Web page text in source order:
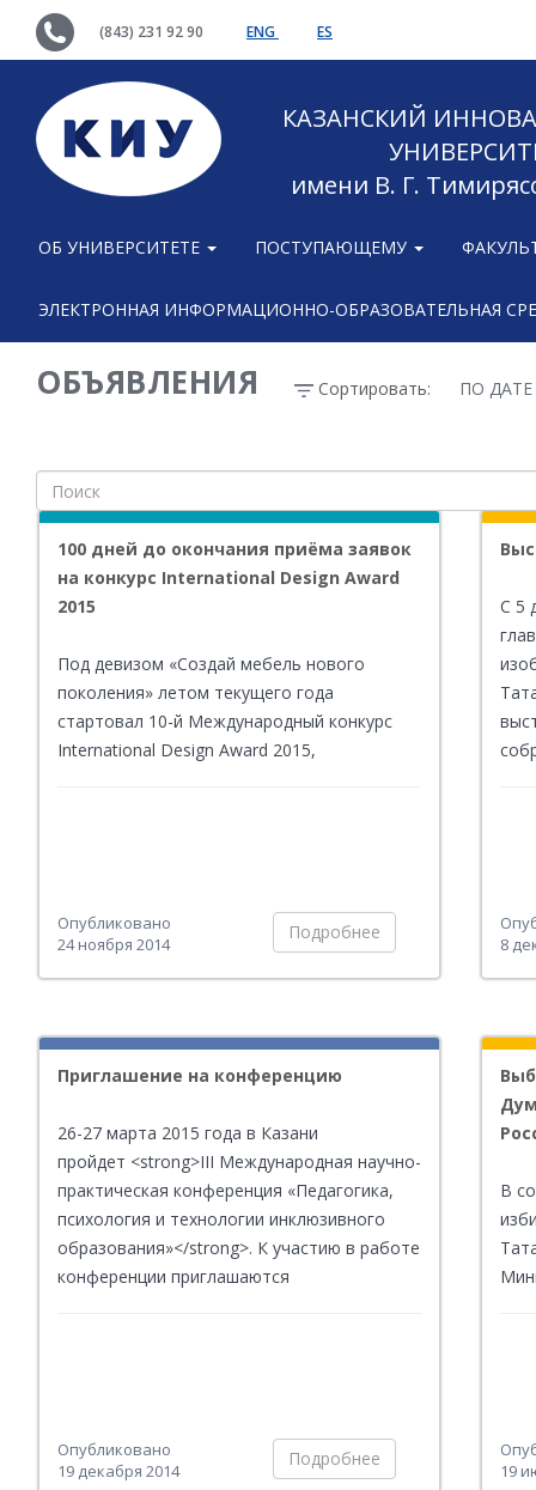
(843) 231 92 90 ENG ES
КАЗАНСКИЙ
имени В. Г.
ОБ УНИВЕРСИТЕТЕ ПОСТУПАЮЩЕМУ
ЭЛЕКТРОННАЯ ИНФОРМАЦИОННО-ОБРАЗОВАТЕЛЬНАЯ
ОБЪЯВЛЕНИЯ Сортировать: ПО ДАТЕ
100 дней до окончания приёма заявок
на конкурс International Design Award
2015
Под девизом «Создай мебель нового
поколения» летом текущего года
стартовал 10-й Международный конкурс
International Design Award 2015,
представленных студентами в этом году.
Но пока прием заявок продолжается,
успейте отправить свою работу - <a
target="_blank"><strong>по ссылке</strong>
</a>.
Опубликовано
24 ноября 2014
Подробнее
С 5
8
Приглашение на конференцию
26-27 марта 2015 года в Казани
пройдет <strong>III Международная научно-
практическая конференция «Педагогика,
психология и технологии инклюзивного
образования»</strong>. К участию в работе
конференции приглашаются
Опубликовано
19 декабря 2014
Подробнее
В
19